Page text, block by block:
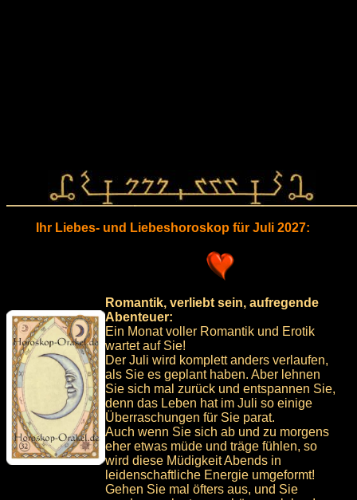
Ihr Liebes- und Liebeshoroskop für Juli 2027:
Romantik, verliebt sein, aufregende
Abenteuer:
Ein Monat voller Romantik und Erotik
wartet auf Sie!
Der Juli wird komplett anders verlaufen,
als Sie es geplant haben. Aber lehnen
Sie sich mal zurück und entspannen Sie,
denn das Leben hat im Juli so einige
Überraschungen für Sie parat.
Auch wenn Sie sich ab und zu morgens
eher etwas müde und träge fühlen, so
wird diese Müdigkeit Abends in
leidenschaftliche Energie umgeformt!
Gehen Sie mal öfters aus, und Sie